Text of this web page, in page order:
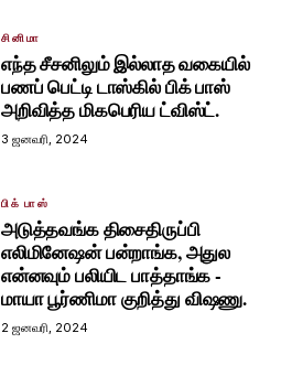
சினிமா
எந்த சீசனிலும் இல்லாத வகையில்
பணப் பெட்டி டாஸ்கில் பிக் பாஸ்
அறிவித்த மிகபெரிய ட்விஸ்ட்.
3 ஜனவரி, 2024
பிக் பாஸ்
அடுத்தவங்க திசைதிருப்பி
எலிமினேஷன் பன்றாங்க, அதுல
என்னவும் பலியிட பாத்தாங்க -
மாயா பூர்ணிமா குறித்து விஷணு.
2 ஜனவரி, 2024